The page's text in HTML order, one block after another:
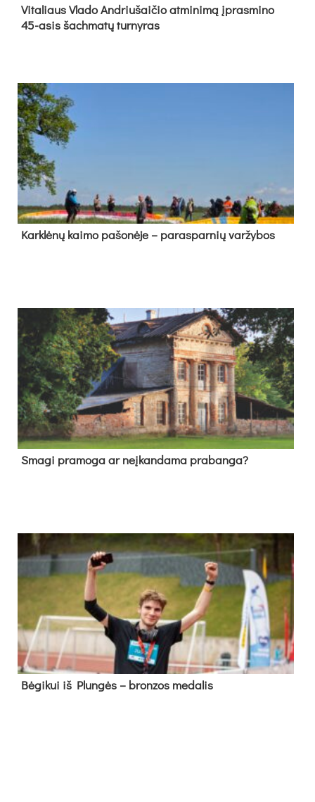
Vi­ta­liaus Vla­do And­riu­šai­čio at­mi­ni­mą įpras­mi­no
45-asis šach­ma­tų tur­ny­ras
Kark­lė­nų kai­mo pa­šo­nė­je – pa­ras­par­nių var­žy­bos
Sma­gi pra­mo­ga ar neį­kan­da­ma pra­ban­ga?
Bė­gi­kui iš Plun­gės – bron­zos me­da­lis